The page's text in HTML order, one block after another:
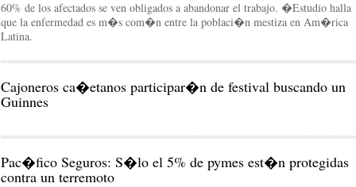
60% de los afectados se ven obligados a abandonar el trabajo. �Estudio halla
que la enfermedad es m�s com�n entre la poblaci�n mestiza en Am�rica
Latina.
Cajoneros ca�etanos participar�n de festival buscando un
Guinnes
Pac�fico Seguros: S�lo el 5% de pymes est�n protegidas
contra un terremoto